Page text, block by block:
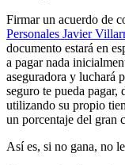
Firmar un acuerdo de
Personales Javier
documento estará en
a pagar nada
aseguradora y luchará
seguro te pueda pagar,
utilizando su propio
un porcentaje del gran
Así es, si no gana, no